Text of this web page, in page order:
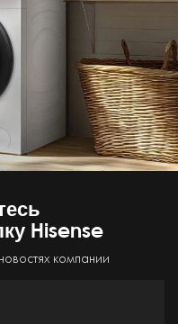
Hisense
компании